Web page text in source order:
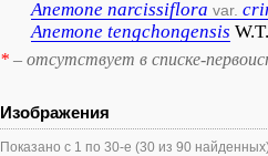
Anemone narcissiflora var.
Anemone tengchongensis
* – отсутствует в списке-
Изображения
Показано с 1 по 30-е (30 из 90